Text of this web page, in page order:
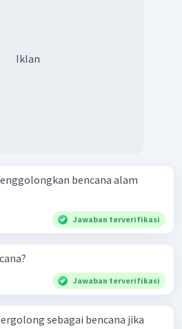
Iklan
bencana alam
Jawaban terverifikasi
Jawaban terverifikasi
sebagai bencana jika